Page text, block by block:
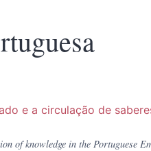
e a circulação de
of knowledge in the Portuguese